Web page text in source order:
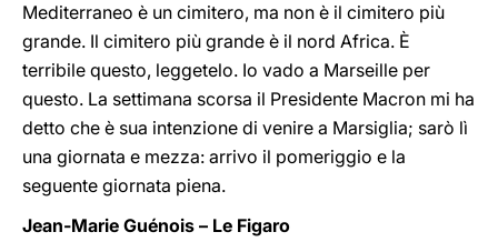
Mediterraneo è un cimitero, ma non è il cimitero più
grande. Il cimitero più grande è il nord Africa. È
terribile questo, leggetelo. Io vado a Marseille per
questo. La settimana scorsa il Presidente Macron mi ha
detto che è sua intenzione di venire a Marsiglia; sarò lì
una giornata e mezza: arrivo il pomeriggio e la
seguente giornata piena.
Jean-Marie Guénois – Le Figaro